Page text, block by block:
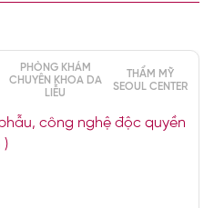
PHÒNG KHÁM
CHUYÊN KHOA DA
LIỄU
THẨM MỸ
SEOUL CENTER
công nghệ độc quyền
)